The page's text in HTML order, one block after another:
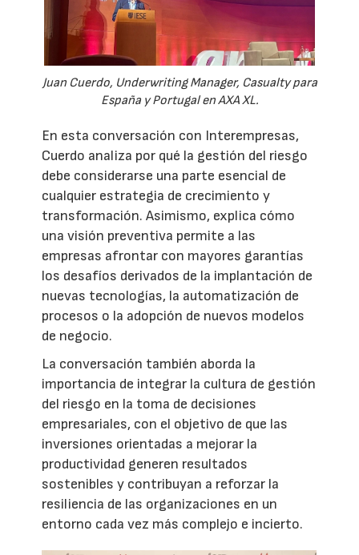
Juan Cuerdo, Underwriting Manager, Casualty para
España y Portugal en AXA XL.
En esta conversación con Interempresas,
Cuerdo analiza por qué la gestión del riesgo
debe considerarse una parte esencial de
cualquier estrategia de crecimiento y
transformación. Asimismo, explica cómo
una visión preventiva permite a las
empresas afrontar con mayores garantías
los desafíos derivados de la implantación de
nuevas tecnologías, la automatización de
procesos o la adopción de nuevos modelos
de negocio.
La conversación también aborda la
importancia de integrar la cultura de gestión
del riesgo en la toma de decisiones
empresariales, con el objetivo de que las
inversiones orientadas a mejorar la
productividad generen resultados
sostenibles y contribuyan a reforzar la
resiliencia de las organizaciones en un
entorno cada vez más complejo e incierto.